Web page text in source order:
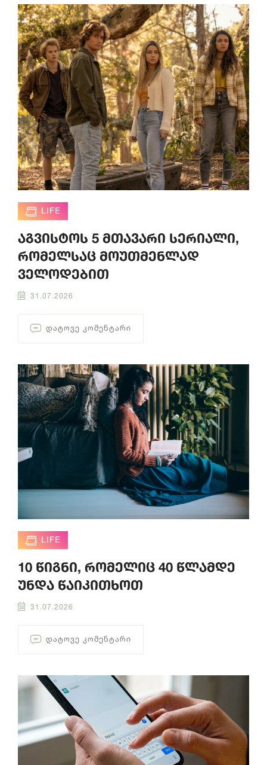
LIFE
აგვისტოს 5 მთავარი სერიალი,
რომელსაც მოუთმენლად
ველოდებით
31.07.2026
ᲓᲐᲢᲝᲕᲔ ᲙᲝᲛᲔᲜᲢᲐᲠᲘ
LIFE
10 წიგნი, რომელიც 40 წლამდე
უნდა წაიკითხოთ
31.07.2026
ᲓᲐᲢᲝᲕᲔ ᲙᲝᲛᲔᲜᲢᲐᲠᲘ